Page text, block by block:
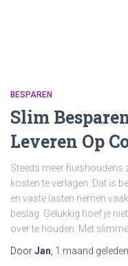
BESPAREN
Slim
Leveren Op
Steeds meer huishoudens
kosten te verlagen. Dat is
en vaste lasten nemen
beslag. Gelukkig hoef je
over te houden. Met
DoorJan 1 maand geleden